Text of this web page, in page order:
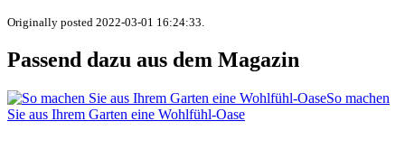
Originally posted 2022-03-01 16:24:33.
Passend dazu aus dem Magazin
So machen
Sie aus Ihrem Garten eine Wohlfühl-Oase